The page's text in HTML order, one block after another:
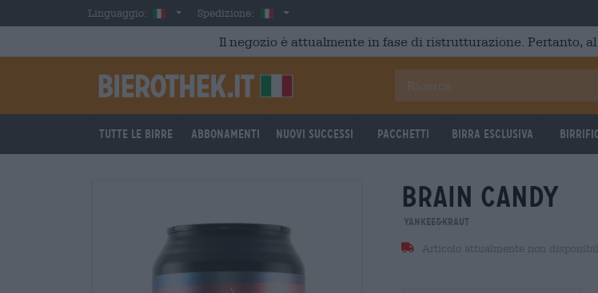
Skip to main contentLinguaggio: ItalianSpedizione: Italia
Il negozio è attualmente in fase di ristrutturazione. Pertanto,
Tutte le birre Abbonamenti Nuovi successi Pacchetti Birra Esclusiva
brain candy
Yankee&Kraut
Articolo attualmente non